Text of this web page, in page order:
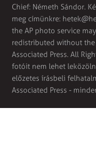
Chief: Németh Sándor.
meg címünkre:
the AP photo service
redistributed without
Associated Press. All
fotóit nem lehet
előzetes írásbeli
Associated Press -